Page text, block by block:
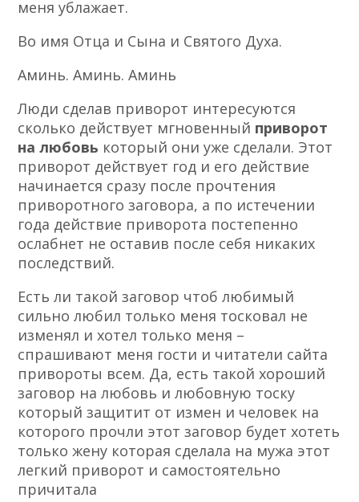
меня ублажает.
Во имя Отца и Сына и Святого Духа.
Аминь. Аминь. Аминь
Люди сделав приворот интересуются
сколько действует мгновенный приворот
на любовь который они уже сделали. Этот
приворот действует год и его действие
начинается сразу после прочтения
приворотного заговора, а по истечении
года действие приворота постепенно
ослабнет не оставив после себя никаких
последствий.
Есть ли такой заговор чтоб любимый
сильно любил только меня тосковал не
изменял и хотел только меня –
спрашивают меня гости и читатели сайта
привороты всем. Да, есть такой хороший
заговор на любовь и любовную тоску
который защитит от измен и человек на
которого прочли этот заговор будет хотеть
только жену которая сделала на мужа этот
легкий приворот и самостоятельно
причитала